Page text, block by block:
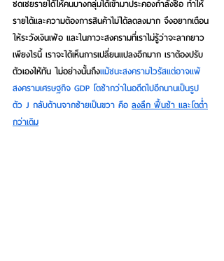
ชดเชยรายได้ให้คนบางกลุ่มได้เข้ามาประคองกำลังซื้อ ทำให้
รายได้และความต้องการสินค้าไม่ได้ลดลงมาก จึงอยากเตือน
ให้ระวังเงินเฟ้อ และในภาวะสงครามที่เราไม่รู้ว่าจะลากยาว
เพียงไรนี้ เราจะได้เห็นการเปลี่ยนแปลงอีกมาก เราต้องปรับ
ตัวเองให้ทัน ไม่อย่างนั้นถึงแม้ชนะสงครามไวรัสแต่อาจแพ้
สงครามเศรษฐกิจ GDP โตช้ากว่าในอดีตไปอีกนานเป็นรูป
ตัว J กลับด้านจากซ้ายเป็นขวา คือ ลงลึก ฟื้นช้า และโตต่ำ
กว่าเดิม